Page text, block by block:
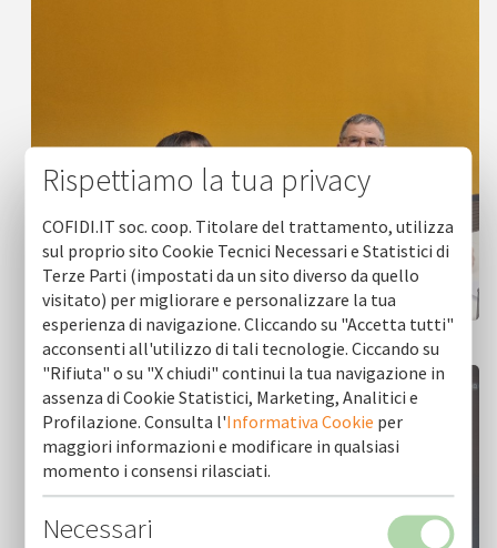
Rispettiamo la tua privacy
COFIDI.IT soc. coop. Titolare del trattamento, utilizza
sul proprio sito Cookie Tecnici Necessari e Statistici di
Terze Parti (impostati da un sito diverso da quello
visitato) per migliorare e personalizzare la tua
esperienza di navigazione. Cliccando su "Accetta tutti"
acconsenti all'utilizzo di tali tecnologie. Ciccando su
"Rifiuta" o su "X chiudi" continui la tua navigazione in
assenza di Cookie Statistici, Marketing, Analitici e
Profilazione. Consulta l'Informativa Cookie per
maggiori informazioni e modificare in qualsiasi
momento i consensi rilasciati.
Necessari